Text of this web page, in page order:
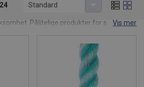
og komplette fortøyningsløsninger for
Pålitelige produkter for sikre,Vis mer
24 Standard